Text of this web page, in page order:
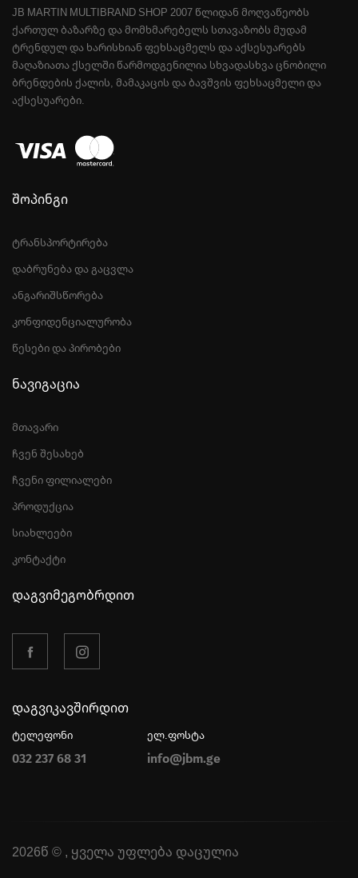
JB MARTIN MULTIBRAND SHOP 2007 ᲬᲚᲘᲓᲐᲜ ᲛᲝᲦᲕᲐᲬᲔᲝᲑᲡ
ᲥᲐᲠᲗᲣᲚ ᲑᲐᲖᲐᲠᲖᲔ ᲓᲐ ᲛᲝᲛᲮᲛᲐᲠᲔᲑᲔᲚᲡ ᲡᲗᲐᲕᲐᲖᲝᲑᲡ ᲛᲣᲓᲐᲛ
ᲢᲠᲔᲜᲓᲣᲚ ᲓᲐ ᲮᲐᲠᲘᲡᲮᲘᲐᲜ ᲤᲔᲮᲡᲐᲪᲛᲔᲚᲡ ᲓᲐ ᲐᲥᲡᲔᲡᲣᲐᲠᲔᲑᲡ
ᲛᲐᲦᲐᲖᲘᲐᲗᲐ ᲥᲡᲔᲚᲨᲘ ᲬᲐᲠᲛᲝᲓᲒᲔᲜᲘᲚᲘᲐ ᲡᲮᲕᲐᲓᲐᲡᲮᲕᲐ ᲪᲜᲝᲑᲘᲚᲘ
ᲑᲠᲔᲜᲓᲔᲑᲘᲡ ᲥᲐᲚᲘᲡ, ᲛᲐᲛᲐᲙᲐᲪᲘᲡ ᲓᲐ ᲑᲐᲕᲨᲕᲘᲡ ᲤᲔᲮᲡᲐᲪᲛᲔᲚᲘ ᲓᲐ
ᲐᲥᲡᲔᲡᲣᲐᲠᲔᲑᲘ.
შოპინგი
ტრანსპორტირება
დაბრუნება და გაცვლა
ანგარიშსწორება
კონფიდენციალურობა
წესები და პირობები
ნავიგაცია
მთავარი
ჩვენ შესახებ
ჩვენი ფილიალები
პროდუქცია
სიახლეები
კონტაქტი
დაგვიმეგობრდით
დაგვიკავშირდით
ტელეფონი
032 237 68 31
ელ.ფოსტა
info@jbm.ge
2026წ © , ყველა უფლება დაცულია